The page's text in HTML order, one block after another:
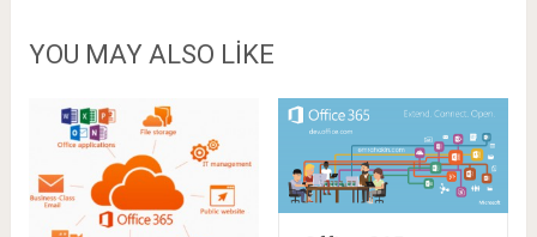
YOU MAY ALSO LIKE